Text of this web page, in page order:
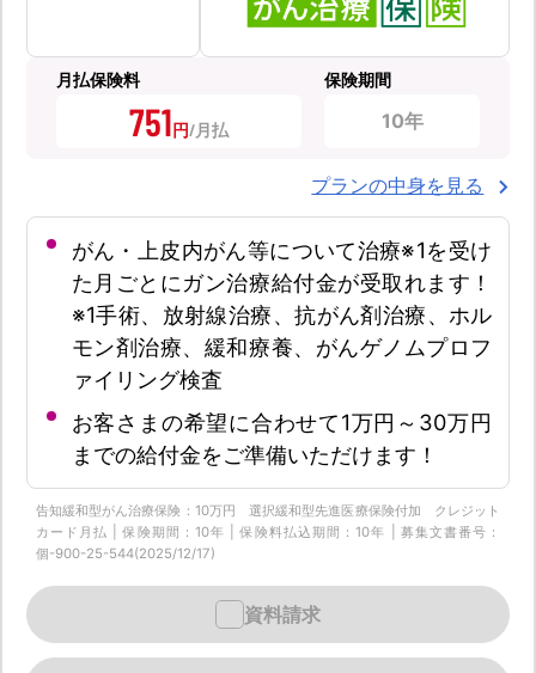
月払保険料
751円
保険期間
10年
プランの中身を見る
がん・上皮内がん等について治療※1を受け
た月ごとにガン治療給付金が受取れます！
※1手術、放射線治療、抗がん剤治療、ホル
モン剤治療、緩和療養、がんゲノムプロフ
ァイリング検査
お客さまの希望に合わせて1万円～30万円
までの給付金をご準備いただけます！
告知緩和型がん治療保険：10万円 選択緩和型先進医療保険付加 クレジット
カード月払 | 保険期間：10年 | 保険料払込期間：10年 | 募集文書番号：
個-900-25-544(2025/12/17)
資料請求